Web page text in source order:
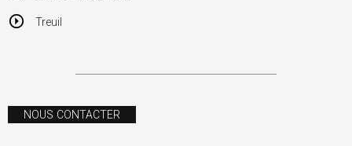
Treuil
NOUS CONTACTER